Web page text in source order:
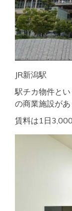
JR新潟駅
駅チカ物件と
の商業施設があ
賃料は1日